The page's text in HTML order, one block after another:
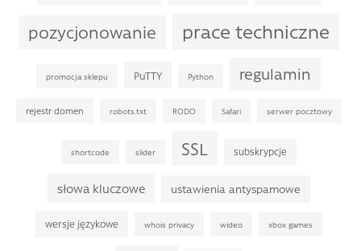
pozycjonowanie prace techniczne
promocja sklepu PuTTY Python regulamin
rejestr domen robots.txt RODO Safari serwer pocztowy
shortcode slider SSL subskrypcje
słowa kluczowe ustawienia antyspamowe
wersje językowe whois privacy wideo xbox games